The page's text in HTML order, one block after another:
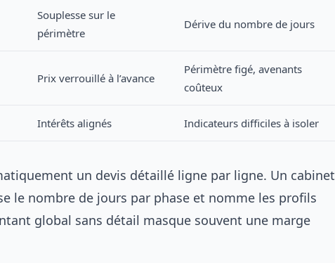
Souplesse sur le
périmètre
Dérive du nombre de jours
Prix verrouillé à l’avance
Périmètre figé, avenants
coûteux
Intérêts alignés Indicateurs difficiles à isoler
un devis détaillé ligne par ligne. Un cabinet
le nombre de jours par phase et nomme les profils
global sans détail masque souvent une marge